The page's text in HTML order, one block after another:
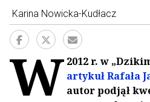
Karina Nowicka-Kudłacz
W 2012 r. w
artykuł Rafała
autor podjął